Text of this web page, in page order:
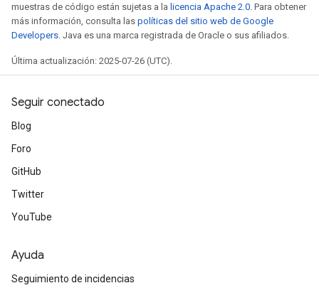
muestras de código están sujetas a la licencia Apache 2.0 . Para obtener
más información, consulta las políticas del sitio web de Google
Developers . Java es una marca registrada de Oracle o sus afiliados.
Última actualización: 2025-07-26 (UTC).
Seguir conectado
Blog
Foro
GitHub
Twitter
YouTube
Ayuda
Seguimiento de incidencias